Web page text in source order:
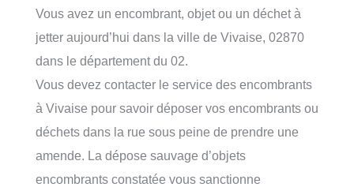
Vous avez un encombrant, objet ou un déchet à
jetter aujourd’hui dans la ville de Vivaise, 02870
dans le département du 02.
Vous devez contacter le service des encombrants
à Vivaise pour savoir déposer vos encombrants ou
déchets dans la rue sous peine de prendre une
amende. La dépose sauvage d’objets
encombrants constatée vous sanctionne